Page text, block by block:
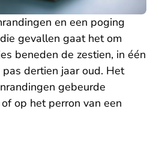
en een poging
gevallen gaat het om
beneden de zestien, in één
dertien jaar oud. Het
gebeurde
op het perron van een